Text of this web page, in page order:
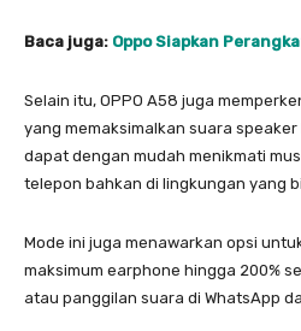
Baca juga: Oppo Siapkan
Selain itu, OPPO A58 juga
yang memaksimalkan suara
dapat dengan mudah menikmati
telepon bahkan di lingkungan yang
Mode ini juga menawarkan opsi
maksimum earphone hingga 200%
atau panggilan suara di WhatsApp